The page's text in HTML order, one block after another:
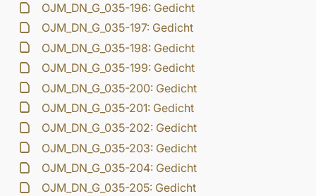
OJM_DN_G_035-196: Gedicht
OJM_DN_G_035-197: Gedicht
OJM_DN_G_035-198: Gedicht
OJM_DN_G_035-199: Gedicht
OJM_DN_G_035-200: Gedicht
OJM_DN_G_035-201: Gedicht
OJM_DN_G_035-202: Gedicht
OJM_DN_G_035-203: Gedicht
OJM_DN_G_035-204: Gedicht
OJM_DN_G_035-205: Gedicht